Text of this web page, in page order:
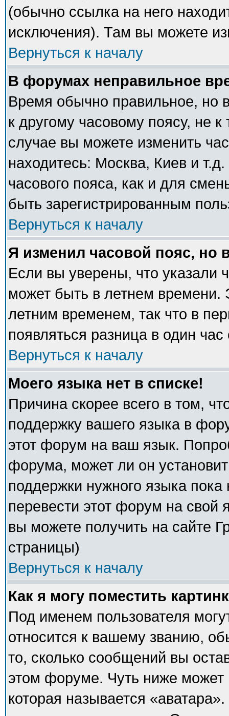
(обычно ссылка на него
исключения). Там вы можете
Вернуться к началу
В форумах неправильное
Время обычно правильное, но
к другому часовому поясу, не
случае вы можете изменить
находитесь: Москва, Киев и
часового пояса, как и для
быть зарегистрированным
Вернуться к началу
Я изменил часовой пояс, но
Если вы уверены, что указали
может быть в летнем времени.
летним временем, так что в
появляться разница в один
Вернуться к началу
Моего языка нет в списке!
Причина скорее всего в том,
поддержку вашего языка в
этот форум на ваш язык.
форума, может ли он
поддержки нужного языка
перевести этот форум на
вы можете получить на сайте
страницы)
Вернуться к началу
Как я могу поместить
Под именем пользователя
относится к вашему званию,
то, сколько сообщений вы
этом форуме. Чуть ниже может
которая называется